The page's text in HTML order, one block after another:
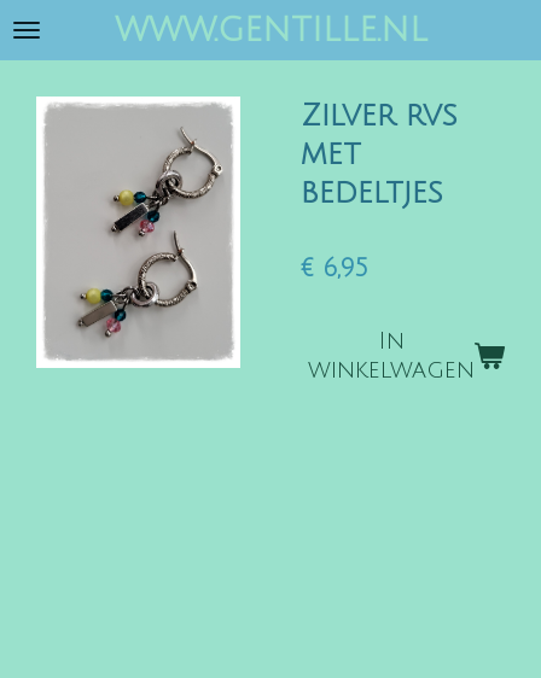
Ga
hoofdinhoud
www.gentille.nl
Zilver rvs
met
bedeltjes
€ 6,95
In
winkelwagen